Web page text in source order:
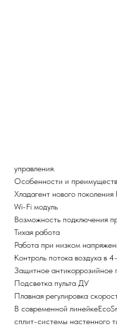
управления.
Особенности и
Хладагент нового поколения
Wi-Fi модуль
Возможность подключения
Тихая работа
Работа при низком
Контроль потока воздуха в
Защитное антикоррозийное
Подсветка пульта ДУ
Плавная регулировка
В современной
сплит-системы настенного